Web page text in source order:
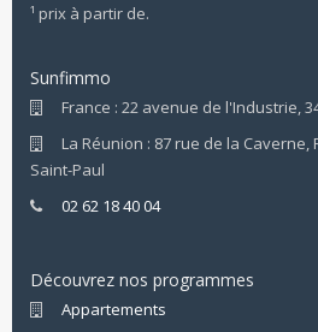
¹ prix à partir de.
Sunfimmo
France : 22 avenue de l'Industrie,
La Réunion : 87 rue de la Caverne,
Saint-Paul
02 62 18 40 04
Découvrez nos programmes
Appartements